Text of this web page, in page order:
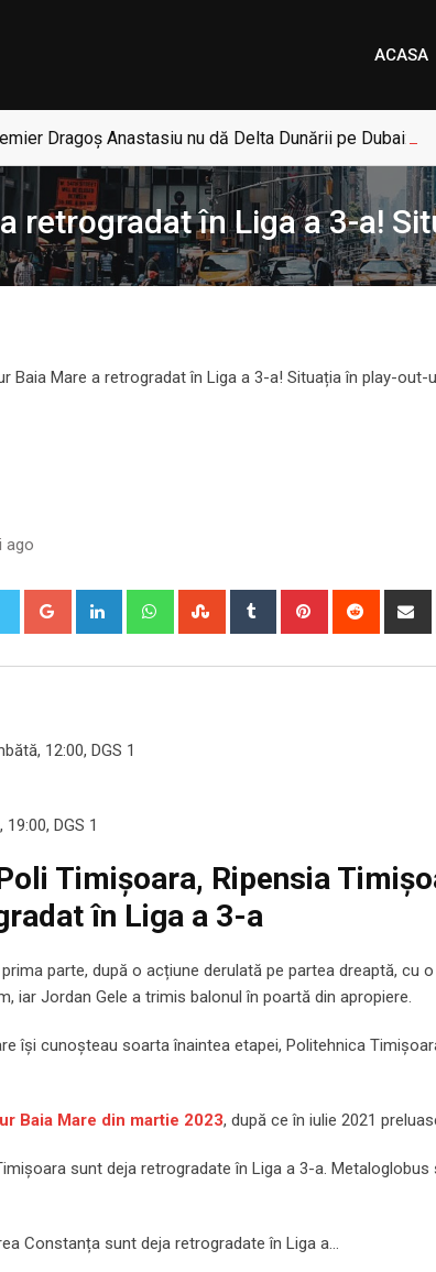
ACASA
Dragoș Anastasiu nu dă Delta Dunării pe Dubai:
retrogradat în Liga a 3-a!
ago
Google+ LinkedIn WhatsappStumbleUpon
Tumblr Pinterest Reddit
12:00, DGS 1
DGS 1
Timișoara, Ripensia
în Liga a 3-a
parte, după o acțiune derulată pe partea dreaptă, cu
iar Jordan Gele a trimis balonul în poartă din apropiere.
îşi cunoşteau soarta înaintea etapei, Politehnica
Baia Mare din martie 2023, după ce în iulie 2021
sunt deja retrogradate în Liga a 3-a.
Constanța sunt deja retrogradate în Liga a…